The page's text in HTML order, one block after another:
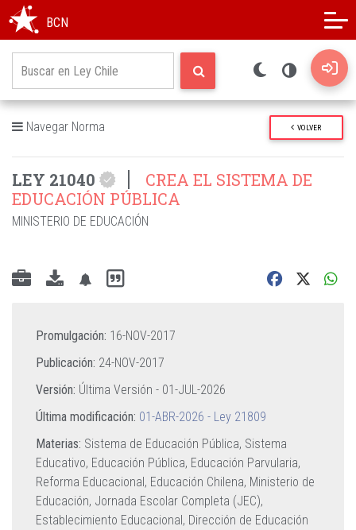
BCN
Navegar Norma VOLVER
LEY 21040
CREA EL SISTEMA DE
EDUCACIÓN PÚBLICA
MINISTERIO DE EDUCACIÓN
Promulgación: 16-NOV-2017
Publicación: 24-NOV-2017
Versión: Última Versión - 01-JUL-2026
Última modificación: 01-ABR-2026 - Ley 21809
Materias: Sistema de Educación Pública, Sistema
Educativo, Educación Pública, Educación Parvularia,
Reforma Educacional, Educación Chilena, Ministerio de
Educación, Jornada Escolar Completa (JEC),
Establecimiento Educacional, Dirección de Educación